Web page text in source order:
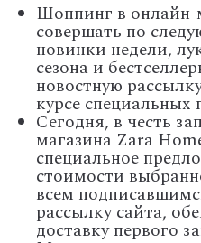
Шоппинг в онлайн-
совершать по
новинки недели,
сезона и
новостную
курсе
Сегодня, в честь
магазина Zara
специальное
стоимости
всем
рассылку сайта,
доставку первого